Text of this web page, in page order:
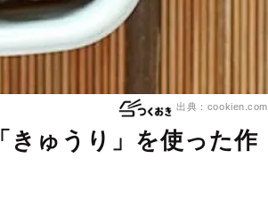
出典：cookien.com
きゅうり」を使った作